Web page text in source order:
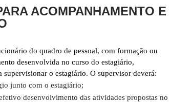
ACOMPANHAMENTO E
do quadro de pessoal, com formação ou
desenvolvida no curso do estagiário,
o estagiário. O supervisor deverá:
junto com o estagiário;
desenvolvimento das atividades propostas no